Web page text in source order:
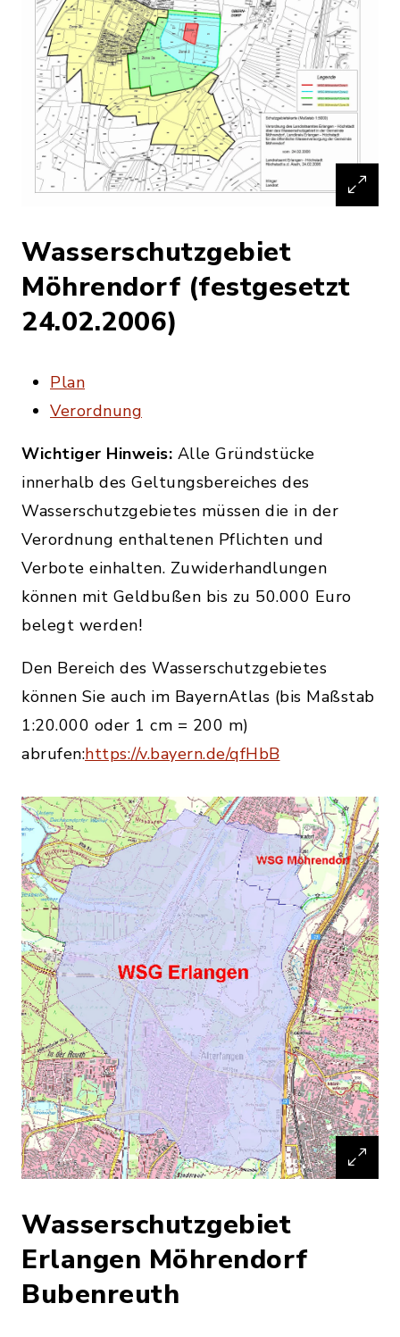
Wasserschutzgebiet
Möhrendorf (festgesetzt
24.02.2006)
Plan
Verordnung
Wichtiger Hinweis: Alle Gründstücke
innerhalb des Geltungsbereiches des
Wasserschutzgebietes müssen die in der
Verordnung enthaltenen Pflichten und
Verbote einhalten. Zuwiderhandlungen
können mit Geldbußen bis zu 50.000 Euro
belegt werden!
Den Bereich des Wasserschutzgebietes
können Sie auch im BayernAtlas (bis Maßstab
1:20.000 oder 1 cm = 200 m)
abrufen:https://v.bayern.de/qfHbB
Wasserschutzgebiet
Erlangen Möhrendorf
Bubenreuth